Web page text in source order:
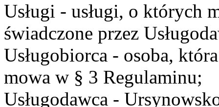
Usługi - usługi, o których
świadczone przez
Usługobiorca - osoba,
mowa w § 3 Regulaminu;
Usługodawca -